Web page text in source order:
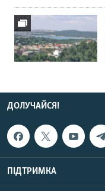
ДОЛУЧАЙСЯ!
ПІДТРИМКА